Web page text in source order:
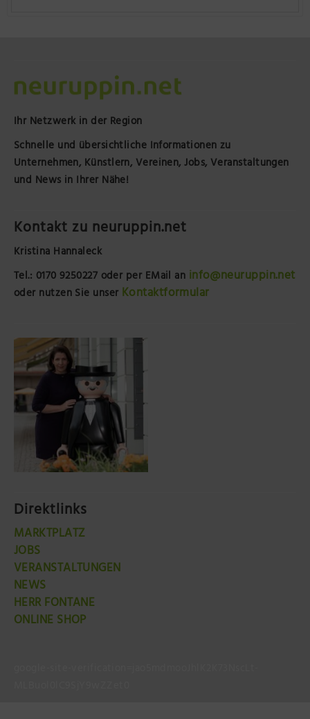
Ihr Netzwerk in der Region
Schnelle und übersichtliche Informationen zu
Unternehmen, Künstlern, Vereinen, Jobs, Veranstaltungen
und News in Ihrer Nähe!
Kontakt zu neuruppin.net
Kristina Hannaleck
Tel.: 0170 9250227 oder per EMail an info@neuruppin.net
oder nutzen Sie unser Kontaktformular
Direktlinks
MARKTPLATZ
JOBS
VERANSTALTUNGEN
NEWS
HERR FONTANE
ONLINE SHOP